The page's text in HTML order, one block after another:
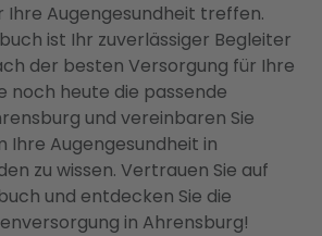
Ihre Augengesundheit treffen.
ist Ihr zuverlässiger Begleiter
der besten Versorgung für Ihre
noch heute die passende
und vereinbaren Sie
Ihre Augengesundheit in
zu wissen. Vertrauen Sie auf
und entdecken Sie die
in Ahrensburg!